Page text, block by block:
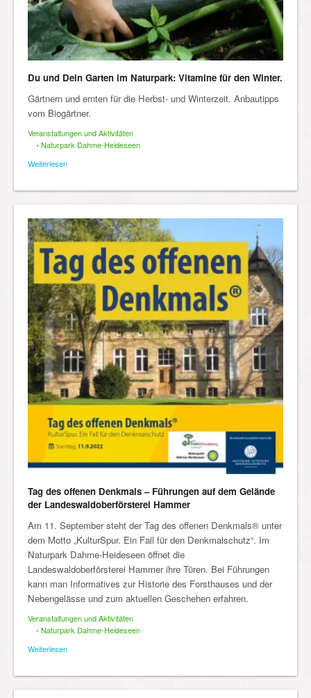
Du und Dein Garten im Naturpark: Vitamine für den Winter.
Gärtnern und ernten für die Herbst- und Winterzeit. Anbautipps
vom Biogärtner.
Veranstaltungen und Aktivitäten
• Naturpark Dahme-Heideseen
Weiterlesen
Tag des offenen Denkmals – Führungen auf dem Gelände
der Landeswaldoberförsterei Hammer
Am 11. September steht der Tag des offenen Denkmals® unter
dem Motto „KulturSpur. Ein Fall für den Denkmalschutz“. Im
Naturpark Dahme-Heideseen öffnet die
Landeswaldoberförsterei Hammer ihre Türen. Bei Führungen
kann man Informatives zur Historie des Forsthauses und der
Nebengelässe und zum aktuellen Geschehen erfahren.
Veranstaltungen und Aktivitäten
• Naturpark Dahme-Heideseen
Weiterlesen